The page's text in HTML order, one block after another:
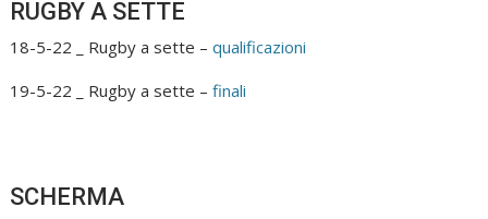
RUGBY A SETTE
18-5-22 _ Rugby a sette –qualificazioni
19-5-22 _ Rugby a sette –finali
SCHERMA